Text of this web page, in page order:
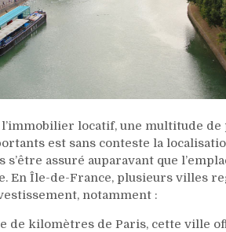
locatif, une multitude
est sans conteste la
assuré auparavant que
En Île-de-France, plusieurs villes
notamment :
de kilomètres de Paris, cette ville